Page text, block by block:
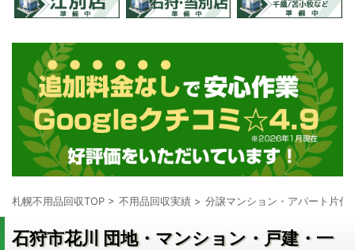
札幌不用品回収TOP > 不用品回収実績 > 分譲マンション・アパート片付
石狩市花川 団地・マンション・戸建・一